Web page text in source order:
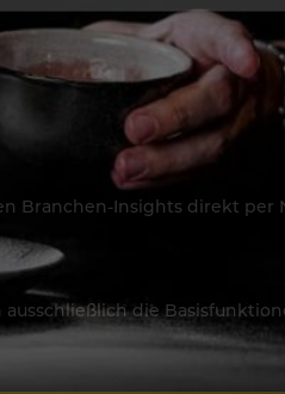
Branchen-Insights direkt
die